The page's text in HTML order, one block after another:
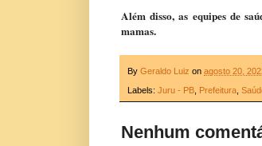
Além disso, as equipes de
mamas.
By Geraldo Luiz on agosto 20,
Labels: Juru - PB Prefeitura
Nenhum